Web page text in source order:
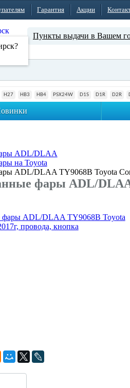
Гарантия Акции
Пункты выдачи в Вашем
H27 HB3 HB4 PSX24W D1S D1R D2R
ADL/DLAA
на Toyota
ADL/DLAA TY9068B Toyota
фары ADL/DLAA